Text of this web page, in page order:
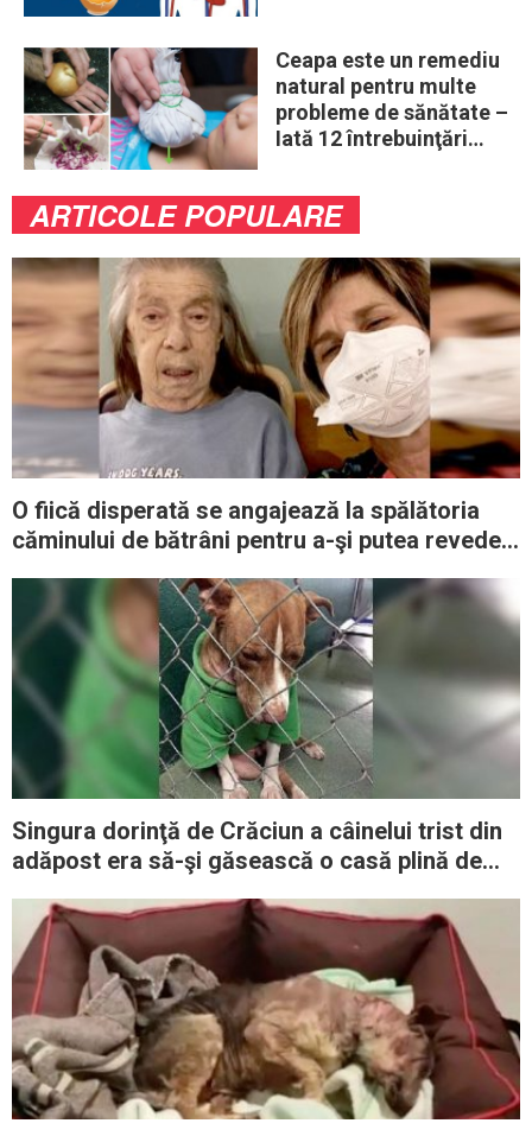
Ceapa este un remediu
natural pentru multe
probleme de sănătate –
Iată 12 întrebuinţări
ARTICOLE POPULARE
O fiică disperată se angajează la spălătoria
căminului de bătrâni pentru a-şi putea revedea
Singura dorinţă de Crăciun a câinelui trist din
adăpost era să-şi găsească o casă plină de